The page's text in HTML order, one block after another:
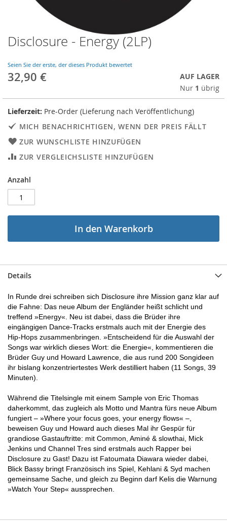
Skip
to
beginning
of
images
gallery
Disclosure - Energy (2LP)
Seien Sie der erste, der dieses Produkt bewertet
32,90 €
AUF LAGER
Nur 1 übrig
Lieferzeit: Pre-Order (Lieferung nach Veröffentlichung)
MICH BENACHRICHTIGEN, WENN DER PREIS FÄLLT
ZUR WUNSCHLISTE HINZUFÜGEN
ZUR VERGLEICHSLISTE HINZUFÜGEN
Anzahl
In den Warenkorb
Details
In Runde drei schreiben sich Disclosure ihre Mission ganz klar auf
die Fahne: Das neue Album der Engländer heißt schlicht und
treffend »Energy«. Neu ist dabei, dass die Brüder ihre
eingängigen Dance-Tracks erstmals auch mit der Energie des
Hip-Hops zusammenbringen. »Entscheidend für die Auswahl der
Songs war wirklich dieses Wort: die Energie«, kommentieren die
Brüder Guy und Howard Lawrence, die aus rund 200 Songideen
ihr bislang konzentriertestes Werk destilliert haben (11 Songs, 39
Minuten).
Während die Titelsingle mit einem Sample von Eric Thomas
daherkommt, das zugleich als Motto und Mantra fürs neue Album
fungiert – »Where your focus goes, your energy flows« –,
beweisen Guy und Howard auch dieses Mal ihr Gespür für
grandiose Gastauftritte: mit Common, Aminé & slowthai, Mick
Jenkins und Channel Tres sind erstmals auch Rapper bei
Disclosure zu Gast! Dazu ist Fatoumata Diawara wieder dabei,
Blick Bassy bringt Französisch ins Spiel, Kehlani & Syd machen
gemeinsame Sache, und gleich zu Beginn darf Kelis die Warnung
»Watch Your Step« aussprechen.